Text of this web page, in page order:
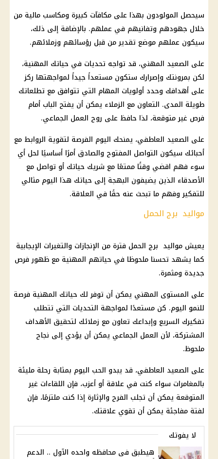
سيحصل المولودون بهذا على مكافآت كبيرة ومكاسب مالية من
خلال جهودهم وتفانيهم في عملهم. بالإضافة إلى ذلك،
سيكون عملهم موضع تقدير من قبل رؤسائهم وزملائهم.
على الصعيد المهني، قد تواجه تحديات في حياتك المهنية،
لكن بمرونتك وإصرارك ستكون مستعداً جيداً لمواجهتها ركز
على أهدافك وحدد أولويات المهام التي تتوافق مع تطلعاتك
طويلة المدى. التعاون مع الزملاء يمكن أن يفتح الباب أمام
فرص غير متوقعة، لذا حافظ على روح العمل الجماعي.
على الصعيد العاطفي، يمنحك اليوم الفرصة لتقوية الروابط مع
أحبائك سيكون التواصل المفتوح والصادق أمرًا أساسيًا لحل أي
سوء فهم اقضي وقتًا ممتعًا مع شريك حياتك أو تواصل مع
الأصدقاء الذين يضيفون البهجة إلى حياتك هذا اليوم مثالي
للتفكير وفهم ما تبحث عنه حقًا في العلاقة.
مواليد برج الحمل
يعيش مواليد برج الحمل فترة من الإنجازات والتغيرات الإيجابية
كما يشهد تحسنا ملحوظا في حياتهم المهنية مع ظهور فرص
جديدة ومثمرة.
على المستوى المهني يمكن أن توفر لك حياتك المهنية فرصة
للنمو اليوم. كن مستعدًا لمواجهة التحديات التي تتطلب
تفكيرك السريع وإبداعك تعاون مع زملائك لتحقيق الأهداف
المشتركة، لأن العمل الجماعي يمكن أن يؤدي إلى نجاح
ملحوظ.
على الصعيد العاطفي، قد يبدو الحب اليوم بمثابة رحلة مليئة
بالمغامرات سواء كنت في علاقة أو أعزب، فإن اللقاءات غير
المتوقعة يمكن أن تجلب الفرح والإثارة إذا كنت ملتزمًا، فإن
لفتة مفاجئة يمكن أن تقوي علاقتك.
لا يفوتك
هيطبق فى محافظه واحده الآول .. الدعم